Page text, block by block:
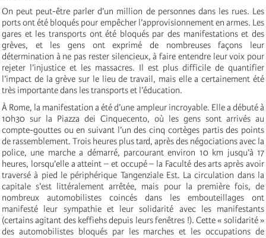
On peut peut-être parler d’un million de personnes dans les rues. Les
ports ont été bloqués pour empêcher l’approvisionnement en armes. Les
gares et les transports ont été bloqués par des manifestations et des
grèves, et les gens ont exprimé de nombreuses façons leur
détermination à ne pas rester silencieux, à faire entendre leur voix pour
rejeter l’injustice et les massacres. Il est plus difficile de quantifier
l’impact de la grève sur le lieu de travail, mais elle a certainement été
très importante dans les transports et l’éducation.
À Rome, la manifestation a été d’une ampleur incroyable. Elle a débuté à
10h30 sur la Piazza dei Cinquecento, où les gens sont arrivés au
compte-gouttes ou en suivant l’un des cinq cortèges partis des points
de rassemblement. Trois heures plus tard, après des négociations avec la
police, une marche a démarré, parcourant environ 10 km jusqu’à 17
heures, lorsqu’elle a atteint – et occupé – la Faculté des arts après avoir
traversé à pied le périphérique Tangenziale Est. La circulation dans la
capitale s’est littéralement arrêtée, mais pour la première fois, de
nombreux automobilistes coincés dans les embouteillages ont
manifesté leur sympathie et leur solidarité avec les manifestants
(certains agitant des keffiehs depuis leurs fenêtres !). Cette « solidarité »
des automobilistes bloqués par les marches et les occupations de